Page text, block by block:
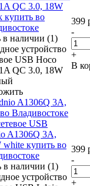
QC 3.0, 18W
купить во
в наличии (1)
устройство
USB Hoco
QC 3.0, 18W
399
-
+
В
A1306Q 3A,
Владивостоке
USB
A1306Q 3A,
white купить во
в наличии (1)
устройство
399
-
+